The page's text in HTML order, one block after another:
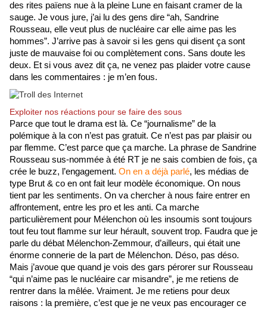
des rites païens nue à la pleine Lune en faisant cramer de la
sauge. Je vous jure, j’ai lu des gens dire “ah, Sandrine
Rousseau, elle veut plus de nucléaire car elle aime pas les
hommes”. J’arrive pas à savoir si les gens qui disent ça sont
juste de mauvaise foi ou complètement cons. Sans doute les
deux. Et si vous avez dit ça, ne venez pas plaider votre cause
dans les commentaires : je m’en fous.
Exploiter nos réactions pour se faire des sous
Parce que tout le drama est là. Ce “journalisme” de la
polémique à la con n’est pas gratuit. Ce n’est pas par plaisir ou
par flemme. C’est parce que ça marche. La phrase de Sandrine
Rousseau sus-nommée à été RT je ne sais combien de fois, ça
crée le buzz, l’engagement. On en a déjà parlé, les médias de
type Brut & co en ont fait leur modèle économique. On nous
tient par les sentiments. On va chercher à nous faire entrer en
affrontement, entre les pro et les anti. Ca marche
particulièrement pour Mélenchon où les insoumis sont toujours
tout feu tout flamme sur leur hérault, souvent trop. Faudra que je
parle du débat Mélenchon-Zemmour, d’ailleurs, qui était une
énorme connerie de la part de Mélenchon. Déso, pas déso.
Mais j’avoue que quand je vois des gars pérorer sur Rousseau
“qui n’aime pas le nucléaire car misandre”, je me retiens de
rentrer dans la mêlée. Vraiment. Je me retiens pour deux
raisons : la première, c’est que je ne veux pas encourager ce